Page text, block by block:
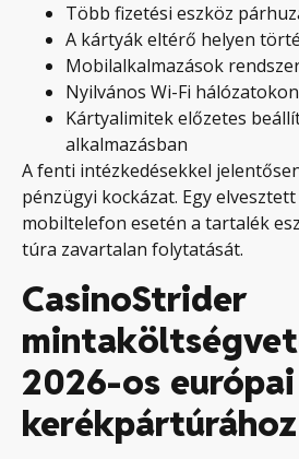
Több fizetési eszköz
A kártyák eltérő helyen
Mobilalkalmazások
Nyilvános Wi-Fi
Kártyalimitek előzetes
alkalmazásban
A fenti intézkedésekkel
pénzügyi kockázat. Egy
mobiltelefon esetén a tartalék
túra zavartalan folytatását.
CasinoStrider
2026-os európai
kerékpártúrához